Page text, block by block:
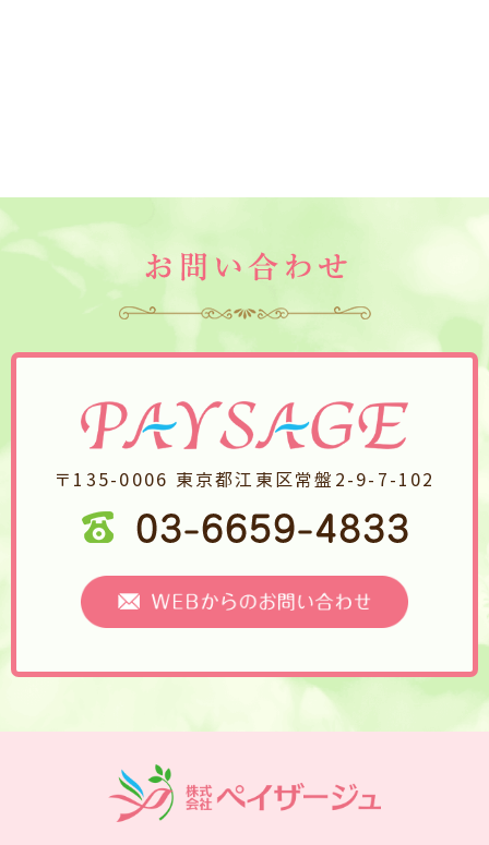
〒135-0006 東京都江東区常盤2-9-7-102